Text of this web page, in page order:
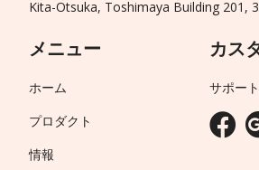
Kita-Otsuka, Toshimaya Building 201,
メニュー
ホーム
プロダクト
情報
カス
サポート